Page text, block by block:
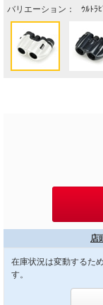
バリエーション： ｳﾙﾄﾗ
店
在庫状況は変動するた
す。